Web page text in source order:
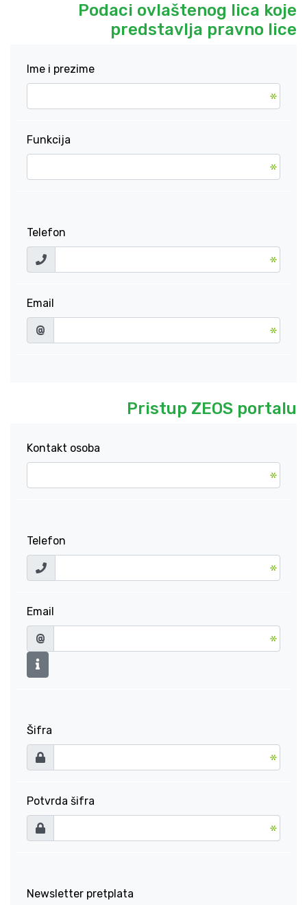
Podaci ovlaštenog lica koje
predstavlja pravno lice
Ime i prezime
Funkcija
Telefon
Email
@
Pristup ZEOS portalu
Kontakt osoba
Telefon
Email
@
Šifra
Potvrda šifra
Newsletter pretplata